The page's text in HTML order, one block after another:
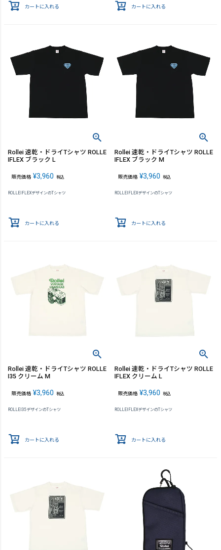
カートに入れる カートに入れる
Rollei 速乾・ドライTシャツ ROLLE
IFLEX ブラック L
販売価格 ¥3,960 税込
ROLLEIFLEXデザインのTシャツ
カートに入れる
Rollei 速乾・ドライTシャツ ROLLE
IFLEX ブラック M
販売価格 ¥3,960 税込
ROLLEIFLEXデザインのTシャツ
カートに入れる
Rollei 速乾・ドライTシャツ ROLLE
I35 クリーム M
販売価格 ¥3,960 税込
ROLLEI35デザインのTシャツ
カートに入れる
Rollei 速乾・ドライTシャツ ROLLE
IFLEX クリーム L
販売価格 ¥3,960 税込
ROLLEIFLEXデザインのTシャツ
カートに入れる